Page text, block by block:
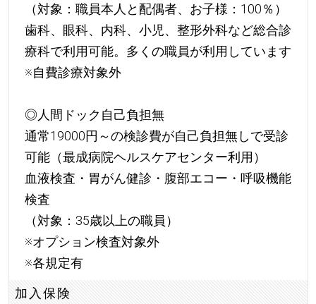
（対象：職員本人と配偶者、お子様：100％）
歯科、眼科、内科、小児、整形外科など総合診
療科で利用可能。多くの職員が利用しています
※自費診療対象外
◎人間ドック自己負担無
通常19000円～の検診費が自己負担無しで受診
可能（最成病院ヘルスケアセンター利用）
血液検査・胃がん健診・腹部エコー・呼吸機能
検査
（対象：35歳以上の職員）
※オプション検査対象外
※各規定有
加入保険